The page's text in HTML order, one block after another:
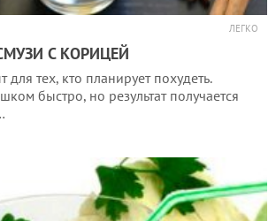
ЛЕГКО
С КОРИЦЕЙ
тех, кто планирует похудеть.
быстро, но результат получается